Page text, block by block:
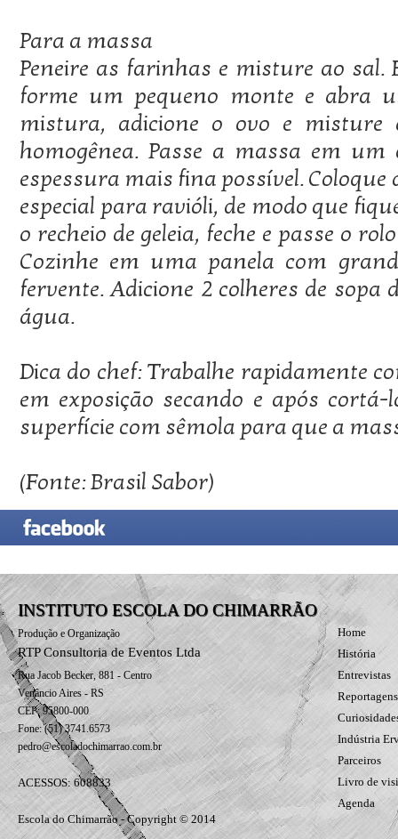
Para a massa
Peneire as farinhas e misture ao sal.
forme um pequeno monte e abra
mistura, adicione o ovo e misture
homogênea. Passe a massa em
espessura mais fina possível.
especial para ravióli, de modo que
o recheio de geleia, feche e passe o
Cozinhe em uma panela com
fervente. Adicione 2 colheres de sopa
água.
Dica do chef: Trabalhe rapidamente
em exposição secando e após
superfície com sêmola para que a
(Fonte: Brasil Sabor)
INSTITUTO ESCOLA DO CHIMARRÃO
Produção e Organização
RTP Consultoria de Eventos Ltda
Rua Jacob Becker, 881 - Centro
Venâncio Aires - RS
CEP: 95800-000
Fone: (51) 3741.6573
pedro@escoladochimarrao.com.br
ACESSOS: 608833
Escola do Chimarrão - Copyright © 2014
Home
História
Entrevistas
Reportagens
Indústria
Parceiros
Livro de
Agenda